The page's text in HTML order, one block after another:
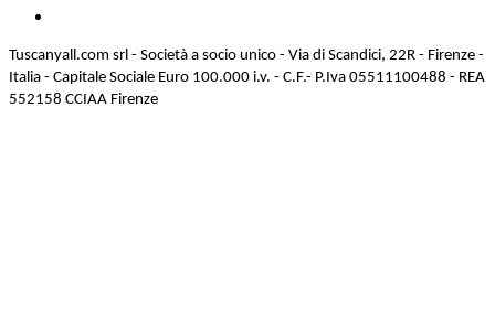
Tuscanyall.com srl - Società a socio unico - Via di Scandici, 22R - Firenze -
Italia - Capitale Sociale Euro 100.000 i.v. - C.F.- P.Iva 05511100488 - REA
552158 CCIAA Firenze